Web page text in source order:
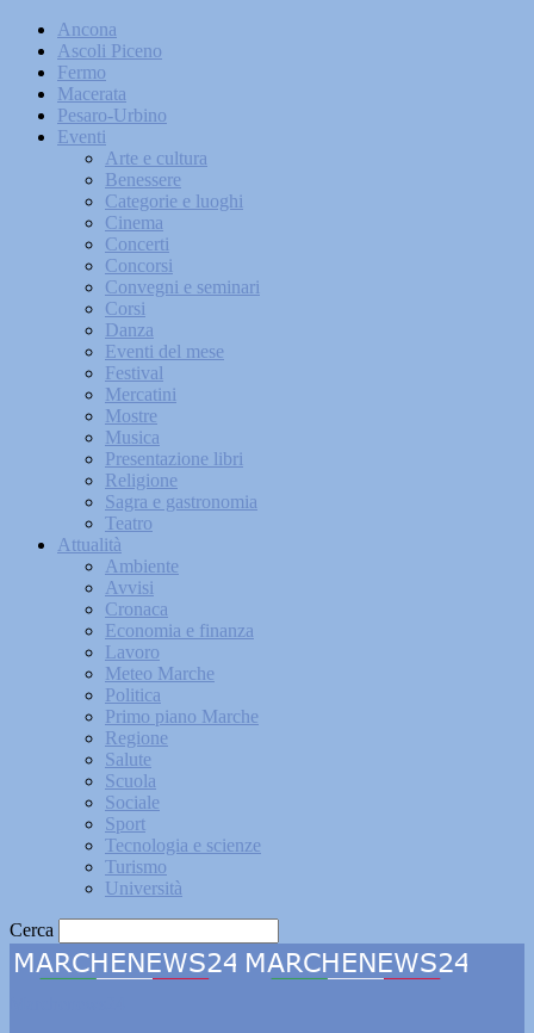
Ancona
Ascoli Piceno
Fermo
Macerata
Pesaro-Urbino
Eventi
Arte e cultura
Benessere
Categorie e luoghi
Cinema
Concerti
Concorsi
Convegni e seminari
Corsi
Danza
Eventi del mese
Festival
Mercatini
Mostre
Musica
Presentazione libri
Religione
Sagra e gastronomia
Teatro
Attualità
Ambiente
Avvisi
Cronaca
Economia e finanza
Lavoro
Meteo Marche
Politica
Primo piano Marche
Regione
Salute
Scuola
Sociale
Sport
Tecnologia e scienze
Turismo
Università
Cerca